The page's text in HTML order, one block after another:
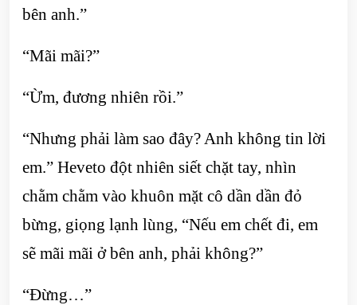
bên anh.”
“Mãi mãi?”
“Ừm, đương nhiên rồi.”
“Nhưng phải làm sao đây? Anh không tin lời
em.” Heveto đột nhiên siết chặt tay, nhìn
chằm chằm vào khuôn mặt cô dần dần đỏ
bừng, giọng lạnh lùng, “Nếu em chết đi, em
sẽ mãi mãi ở bên anh, phải không?”
“Đừng…”